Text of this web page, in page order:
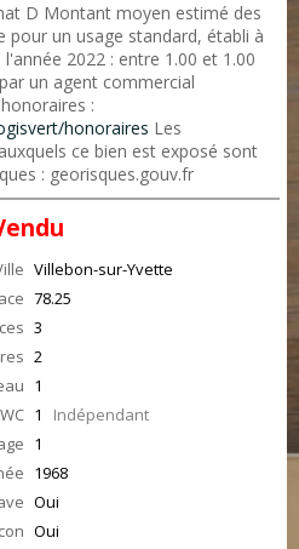
D Montant moyen estimé des
pour un usage standard, établi à
2022 : entre 1.00 et 1.00
un agent commercial
:
honoraires Les
ce bien est exposé sont
: georisques.gouv.fr
Villebon-sur-Yvette
78.25
3
2
1
WC 1 Indépendant
1
1968
Oui
Oui